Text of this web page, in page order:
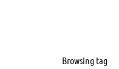
Browsing tag